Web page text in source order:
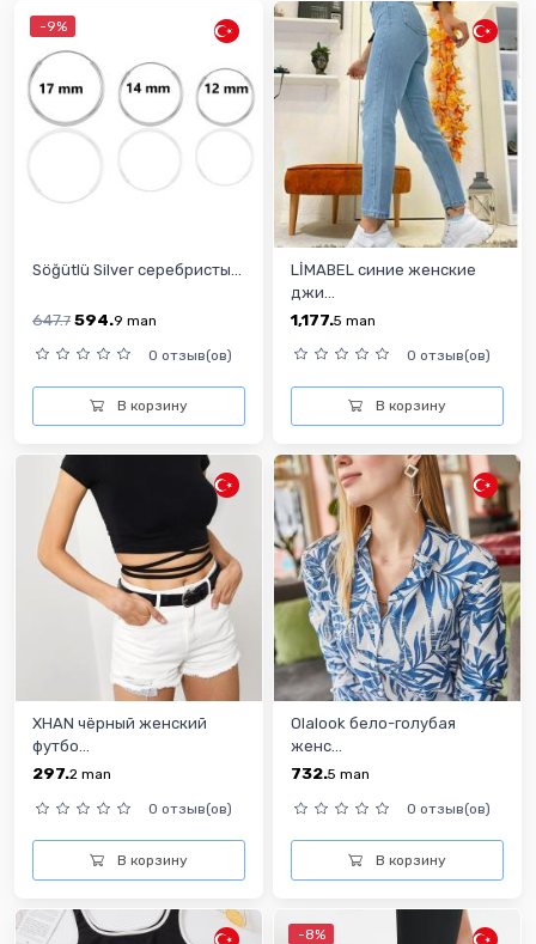
-9%
Söğütlü Silver cеребристы...
647.7 594.9 man
0 отзыв(ов)
В корзину
LİMABEL синие женские
джи...
1,177.5 man
0 отзыв(ов)
В корзину
XHAN чёрный женский
футбо...
297.2 man
0 отзыв(ов)
В корзину
Olalook бело-голубая
женс...
732.5 man
0 отзыв(ов)
В корзину
-8%